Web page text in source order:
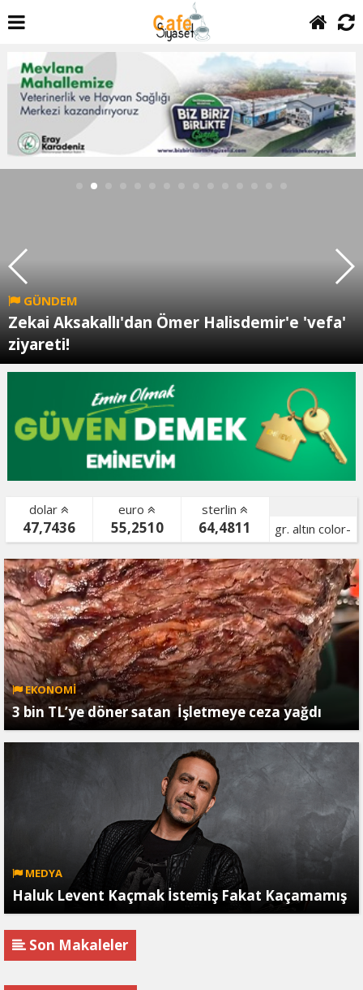
GÜNDEM
Zekai Aksakallı'dan Ömer Halisdemir'e 'vefa'
ziyareti!
dolar
47,7436
euro
55,2510
sterlin
64,4811
gr. altın color-
bist color-
EKONOMİ
3 bin TL’ye döner satan İşletmeye ceza yağdı
MEDYA
Haluk Levent Kaçmak İstemiş Fakat Kaçamamış
Son Makaleler